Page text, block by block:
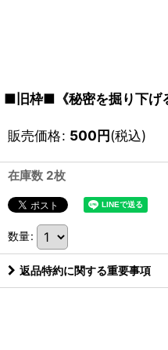
■旧枠■《秘密を掘り下
販売価格: 500円(税込)
在庫数 2枚
数量:
返品特約に関する重要事項